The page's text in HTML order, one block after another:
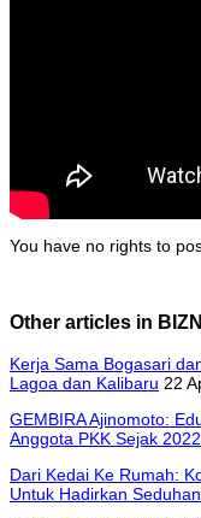
You have no rights to
Other articles in
Kerja Sama Bogasari
Lagoa dan Kalibaru 22
GEMBIRA Ajinomoto:
Anggota PKK Sejak 2022
Dari Kedai Ke Rumah:
Untuk Hadirkan